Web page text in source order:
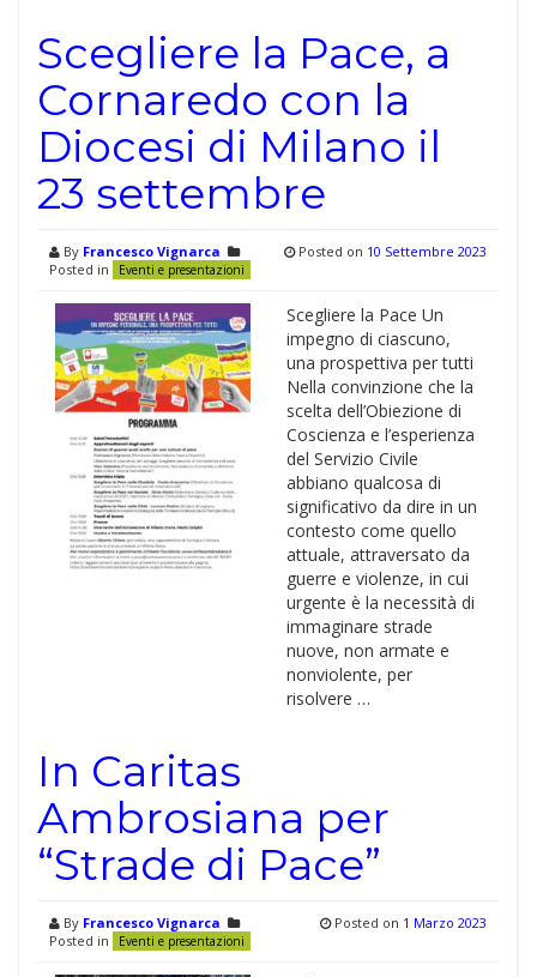
Scegliere la Pace, a
Cornaredo con la
Diocesi di Milano il
23 settembre
By Francesco Vignarca
Posted in
Eventi e presentazioni
Posted on 10 Settembre 2023
Scegliere la Pace Un
impegno di ciascuno,
una prospettiva per tutti
Nella convinzione che la
scelta dell’Obiezione di
Coscienza e l’esperienza
del Servizio Civile
abbiano qualcosa di
significativo da dire in un
contesto come quello
attuale, attraversato da
guerre e violenze, in cui
urgente è la necessità di
immaginare strade
nuove, non armate e
nonviolente, per
risolvere …
In Caritas
Ambrosiana per
“Strade di Pace”
By Francesco Vignarca
Posted in
Eventi e presentazioni
Posted on 1 Marzo 2023